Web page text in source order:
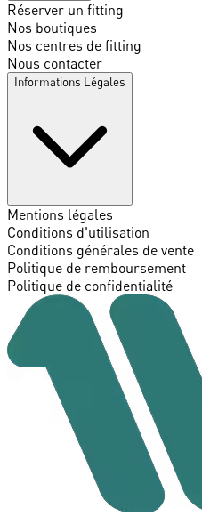
Réserver un fitting
Nos boutiques
Nos centres de fitting
Nous contacter
Informations Légales
Mentions légales
Conditions d'utilisation
Conditions générales de vente
Politique de remboursement
Politique de confidentialité